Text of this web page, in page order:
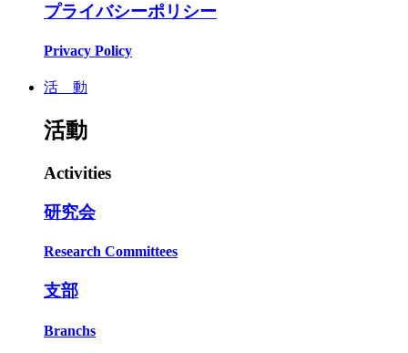
プライバシーポリシー
Privacy Policy
活 動
活動
Activities
研究会
Research Committees
支部
Branchs